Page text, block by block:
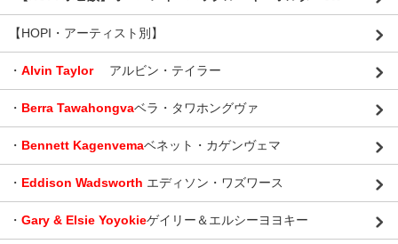
【HOPI・アーティスト別】
・ Alvin Taylor アルビン・テイラー
・ Berra Tawahongvaベラ・タワホングヴァ
・ Bennett Kagenvemaベネット・カゲンヴェマ
・ Eddison Wadsworth エディソン・ワズワース
・ Gary & Elsie Yoyokieゲイリー＆エルシーヨヨキー